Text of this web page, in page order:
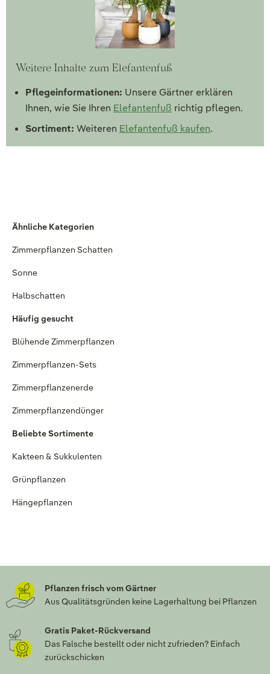
Weitere Inhalte zum Elefantenfuß
Pflegeinformationen: Unsere Gärtner erklären
Ihnen, wie Sie Ihren Elefantenfuß richtig pflegen.
Sortiment: Weiteren Elefantenfuß kaufen.
Ähnliche Kategorien
Zimmerpflanzen Schatten
Sonne
Halbschatten
Häufig gesucht
Blühende Zimmerpflanzen
Zimmerpflanzen-Sets
Zimmerpflanzenerde
Zimmerpflanzendünger
Beliebte Sortimente
Kakteen & Sukkulenten
Grünpflanzen
Hängepflanzen
Pflanzen frisch vom Gärtner
Aus Qualitätsgründen keine Lagerhaltung bei Pflanzen
Gratis Paket-Rückversand
Das Falsche bestellt oder nicht zufrieden? Einfach
zurückschicken